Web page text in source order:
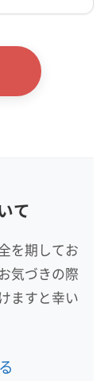
県) 甲賀市
て
を期してお
気づきの際
ますと幸い